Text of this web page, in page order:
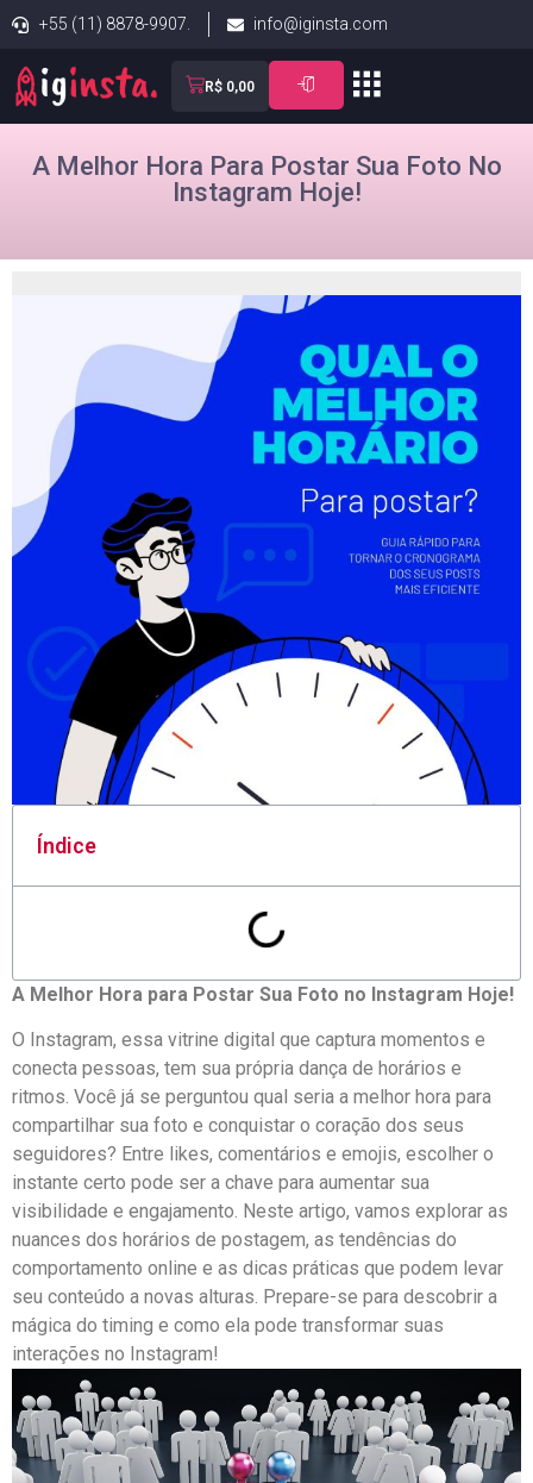
+55 (11) 8878-9907. info@iginsta.com
R$ 0,00
A Melhor Hora Para Postar Sua Foto No
Instagram Hoje!
Índice
A Melhor Hora para Postar Sua Foto no⁣ Instagram⁢ Hoje!
O⁢ Instagram, essa vitrine ⁢digital que ‌captura⁣ momentos e ​
conecta pessoas, tem sua própria ⁤dança de horários⁣ e
⁤ritmos. Você ‍já ‍se perguntou qual seria a melhor hora para
⁢compartilhar sua foto e conquistar o coração dos seus‍
seguidores? Entre likes,‍ comentários e emojis, escolher​ o
instante⁤ certo⁢ pode ser⁤ a chave para aumentar ⁤sua
visibilidade e engajamento. Neste artigo, vamos⁣ explorar ⁢as
⁤nuances dos ⁢horários de postagem, as⁢ tendências do
comportamento online​ e ⁣as dicas práticas que podem levar
seu⁤ conteúdo‌ a novas alturas. Prepare-se ‌para descobrir a
mágica ​do⁢ timing e ‌como ela ‌pode transformar suas‍
interações no Instagram!